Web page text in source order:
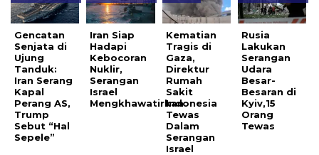
Gencatan
Senjata di
Ujung
Tanduk:
Iran Serang
Kapal
Perang AS,
Trump
Sebut “Hal
Sepele”
Iran Siap
Hadapi
Kebocoran
Nuklir,
Serangan
Israel
Mengkhawatirkan
Kematian
Tragis di
Gaza,
Direktur
Rumah
Sakit
Indonesia
Tewas
Dalam
Serangan
Israel
Rusia
Lakukan
Serangan
Udara
Besar-
Besaran di
Kyiv,15
Orang
Tewas